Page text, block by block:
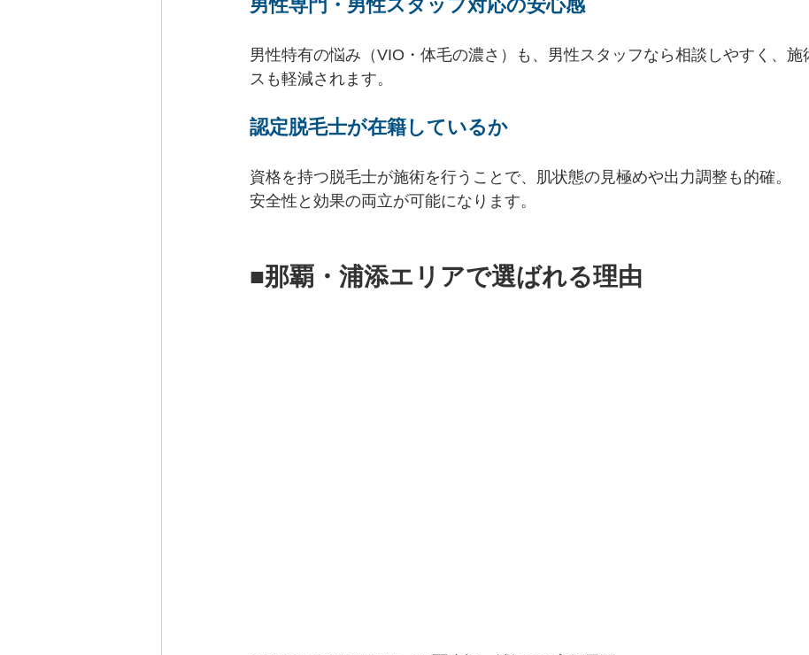
男性専門・男性スタッフ対応の安心感
男性特有の悩み（VIO・体毛の濃さ）も、男性スタッフなら相談しやすく、施
スも軽減されます。
認定脱毛士が在籍しているか
資格を持つ脱毛士が施術を行うことで、肌状態の見極めや出力調整も的確。
安全性と効果の両立が可能になります。
■那覇・浦添エリアで選ばれる理由